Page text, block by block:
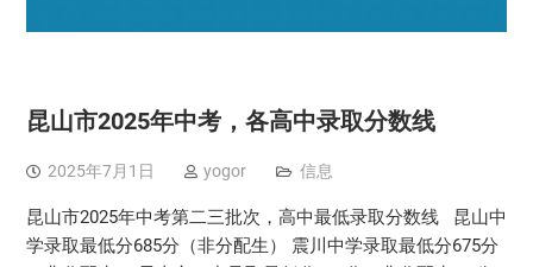
昆山市2025年中考，各高中录取分数线
2025年7月1日 yogor 信息
昆山市2025年中考第二三批次，高中最低录取分数线 昆山中
学录取最低分685分（非分配生） 震川中学录取最低分675分